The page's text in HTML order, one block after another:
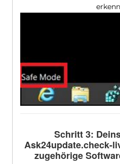
Schritt 3:
Ask24update.check-
zugehörige